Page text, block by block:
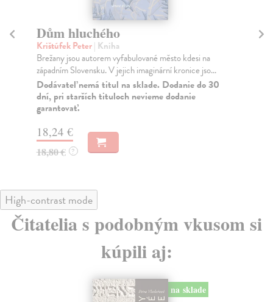
Fytopaleontologie
Šulej Peter| Kniha
Napínavý i zábavný propletenec příběhů odehrávajících
se ve třech generacích, s mytologickým až myst...
Zasielame do 12 dní
15,04 €
15,50 € ?
High-contrast mode
Čitatelia s podobným vkusom si
kúpili aj: